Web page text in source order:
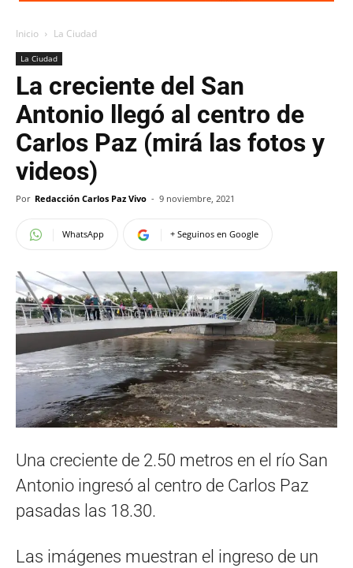
Inicio La Ciudad
La Ciudad
La creciente del San
Antonio llegó al centro de
Carlos Paz (mirá las fotos y
videos)
Por Redacción Carlos Paz Vivo - 9 noviembre, 2021
WhatsApp + Seguinos en Google
Una creciente de 2.50 metros en el río San
Antonio ingresó al centro de Carlos Paz
pasadas las 18.30.
Las imágenes muestran el ingreso de un